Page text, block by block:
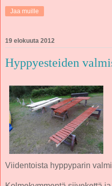
Jaa muille
19 elokuuta 2012
Hyppyesteiden
Viidentoista hyppyparin